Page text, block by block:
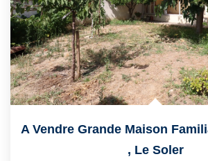
, Le Soler